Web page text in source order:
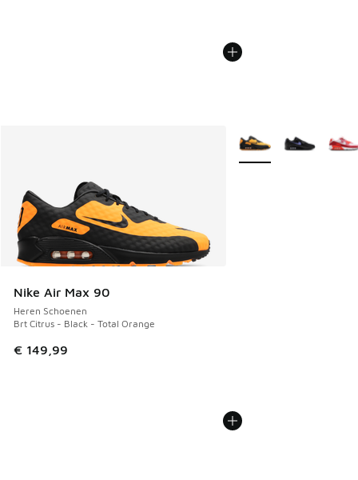
Nike Air Max 90
Heren Schoenen
Brt Citrus - Black - Total Orange
€ 149,99
Meer kleuren